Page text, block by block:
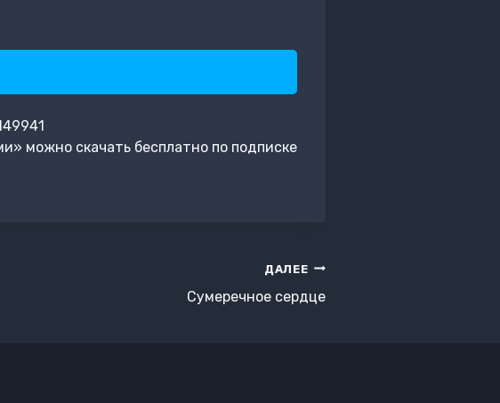
можно скачать бесплатно по подписке
ДАЛЕЕ
Сумеречное сердце